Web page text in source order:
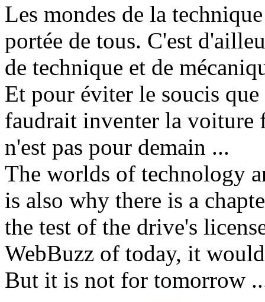
Les mondes de la
portée de tous. C'est
de technique et de
Et pour éviter le soucis
faudrait inventer la voiture
n'est pas pour demain ...
The worlds of technology
is also why there is a
the test of the drive's
WebBuzz of today, it
But it is not for tomorrow